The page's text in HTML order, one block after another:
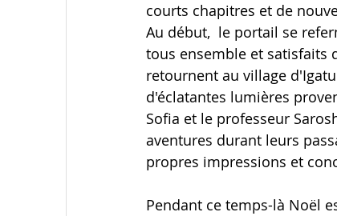
courts chapitres et de
Au début,  le portail se
tous ensemble et satisfaits
retournent au village
d'éclatantes lumières
Sofia et le professeur
aventures durant leurs
propres impressions et
Pendant ce temps-là Noël